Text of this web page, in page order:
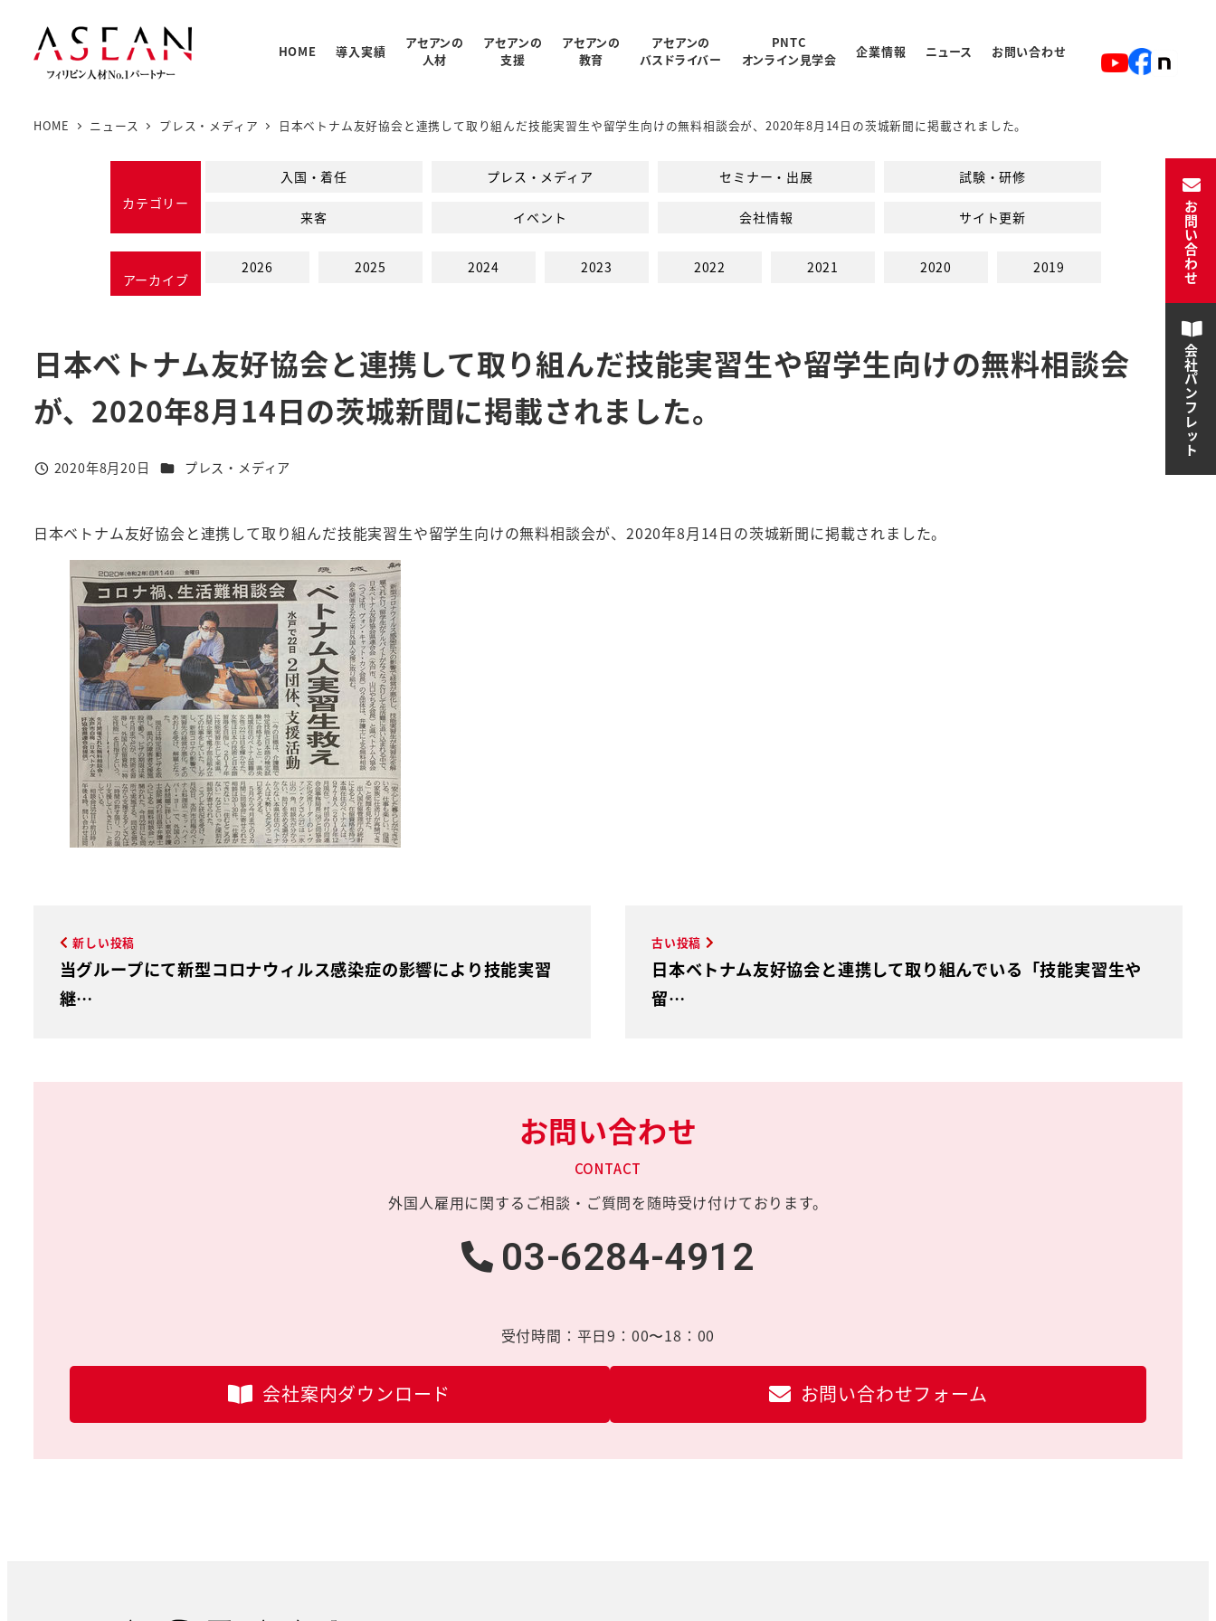
HOME 導入実績
アセアンの
人材
PNTCの教育費
アセアンの
支援
アセアンの
教育
アセアンの
バスドライバー
PNTC
オンライン見学会
企業情報 ニュース お問い合わせ
HOME ニュース プレス・メディア 日本ベトナム友好協会と連携して取り組んだ技能実習生や留学生向けの無料相談会が、2020年8月14日の茨城新聞に掲載されました。
カテゴリー
入国・着任 プレス・メディア セミナー・出展 試験・研修
来客 イベント 会社情報 サイト更新
アーカイブ
2026 2025 2024 2023 2022 2021 2020 2019
日本ベトナム友好協会と連携して取り組んだ技能実習生や留学生向けの無料相談会
が、2020年8月14日の茨城新聞に掲載されました。
投稿日
2020年8月20日 カテゴリー
プレス・メディア
日本ベトナム友好協会と連携して取り組んだ技能実習生や留学生向けの無料相談会が、2020年8月14日の茨城新聞に掲載されました。
古い投稿
日本ベトナム友好協会と連携して取り組んでいる「技能実習生や
留…
新しい投稿
当グループにて新型コロナウィルス感染症の影響により技能実習
継…
お問い合わせ
CONTACT
外国人雇用に関する ご相談・ご質問を随時受け付けております。
03-6284-4912
受付時間： 平日9：00〜18：00
会社案内ダウンロード お問い合わせフォーム
お問い合わせ
会社パンフレット